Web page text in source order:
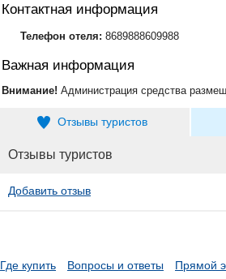
Контактная информация
Телефон отеля: 8689888609988
Важная информация
Внимание! Администрация средства
Отзывы туристов
Отзывы туристов
Добавить отзыв
Где купить Вопросы и ответы Прямой